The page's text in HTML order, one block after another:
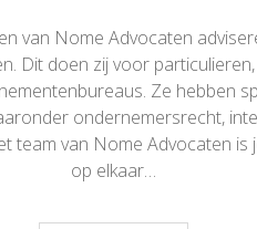
van Nome Advocaten
Dit doen zij voor
Ze hebben
ondernemersrecht,
team van Nome Advocaten is
op elkaar…